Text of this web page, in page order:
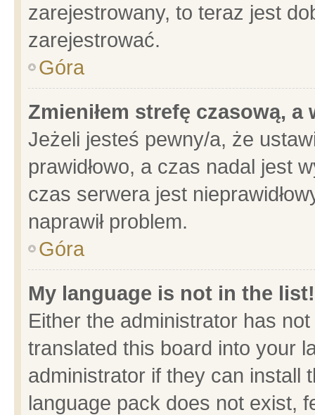
zarejestrowany, to teraz jest
zarejestrować.
Góra
Zmieniłem strefę czasową,
Jeżeli jesteś pewny/a, że
prawidłowo, a czas nadal jest
czas serwera jest
naprawił problem.
Góra
My language is not in the list!
Either the administrator has
translated this board into your
administrator if they can install
language pack does not exist,